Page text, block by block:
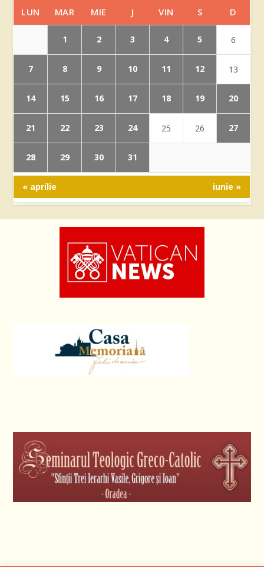
LUN MAR MIE J VIN S D
1 2 3 4 5 6
7 8 9 10 11 12 13
14 15 16 17 18 19 20
21 22 23 24 25 26 27
28 29 30 31
« aprilie iunie »